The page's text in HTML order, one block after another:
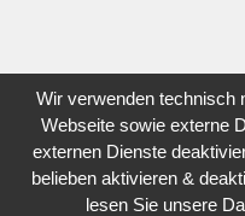
Wir verwenden technisch
Webseite sowie externe
externen Dienste
belieben aktivieren &
lesen Sie unsere